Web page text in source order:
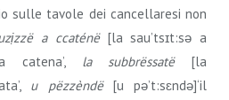
sulle tavole dei cancellaresi non
a ccaténë[la sau’tsɪt:sǝ a
catena’, la subbrëssatë[la
u pëzzèndë[u pǝ’t:sɛndǝ]‘il